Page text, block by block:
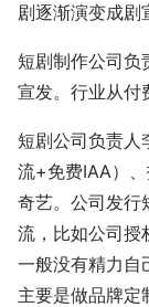
剧逐渐演变成剧
短剧制作公司负
宣发。行业从付
短剧公司负责人
流+免费IAA）
奇艺。公司发行
流，比如公司授
一般没有精力自
主要是做品牌定